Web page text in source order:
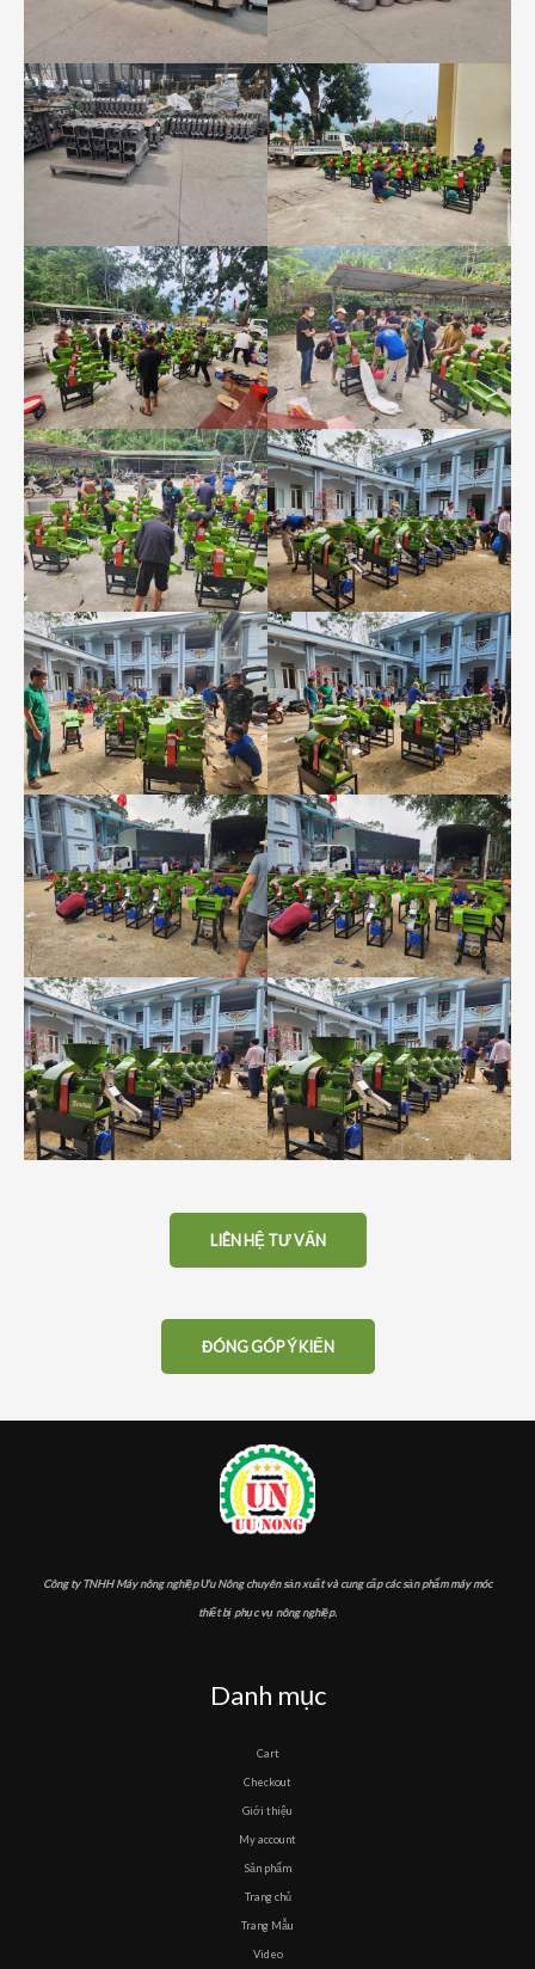
LIÊN HỆ TƯ VẤN
ĐÓNG GÓP Ý KIẾN
Công ty TNHH Máy nông nghiệp Ưu Nông chuyên sản xuất và cung cấp các sản phẩm máy móc
thiết bị phục vụ nông nghiệp.
Danh mục
Cart
Checkout
Giới thiệu
My account
Sản phẩm
Trang chủ
Trang Mẫu
Video